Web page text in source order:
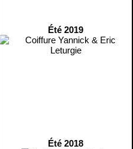
Été 2019
Été 2018